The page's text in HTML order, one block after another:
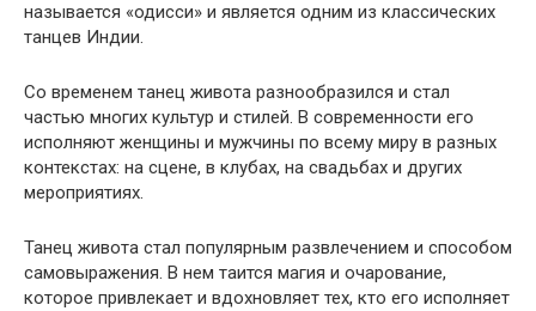
называется «одисси» и является одним из классических
танцев Индии.
Со временем танец живота разнообразился и стал
частью многих культур и стилей. В современности его
исполняют женщины и мужчины по всему миру в разных
контекстах: на сцене, в клубах, на свадьбах и других
мероприятиях.
Танец живота стал популярным развлечением и способом
самовыражения. В нем таится магия и очарование,
которое привлекает и вдохновляет тех, кто его исполняет